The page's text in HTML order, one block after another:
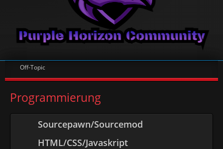
Off-Topic
Programmierung
Sourcepawn/Sourcemod
HTML/CSS/Javaskript